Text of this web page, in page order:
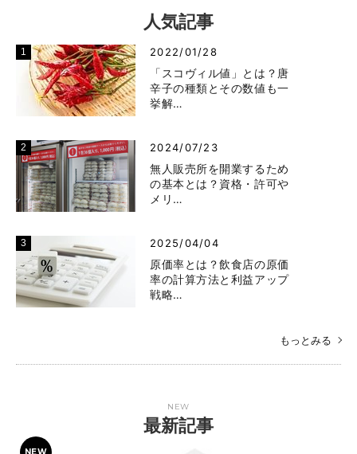
人気記事
2022/01/28
「スコヴィル値」とは？唐
辛子の種類とその数値も一
挙解…
2024/07/23
無人販売所を開業するため
の基本とは？資格・許可や
メリ…
2025/04/04
原価率とは？飲食店の原価
率の計算方法と利益アップ
戦略…
もっとみる
NEW
最新記事